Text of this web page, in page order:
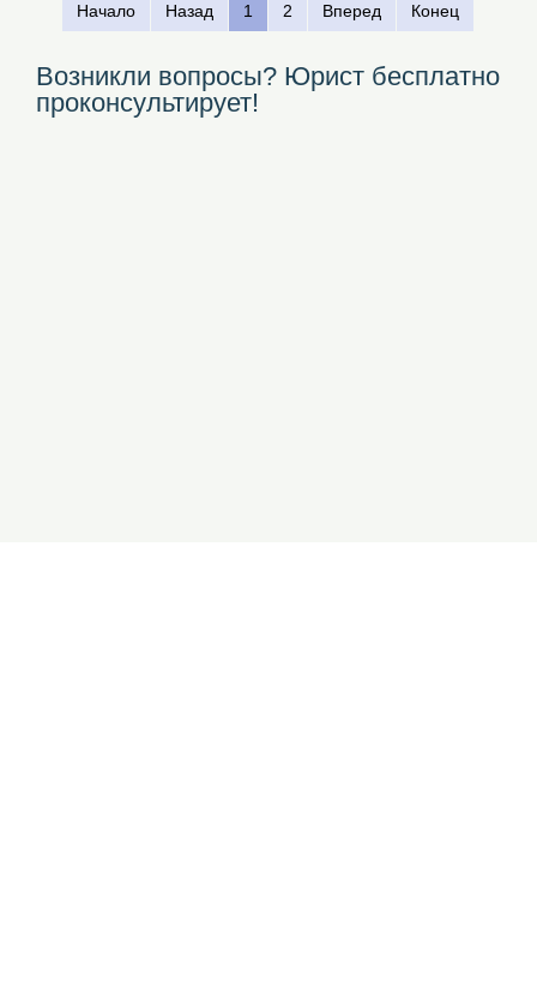
Начало Назад 1 2 Вперед Конец
Возникли вопросы? Юрист бесплатно
проконсультирует!